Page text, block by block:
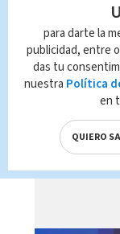
para darte la
publicidad, entre
das tu
nuestra Política
en
QUIERO